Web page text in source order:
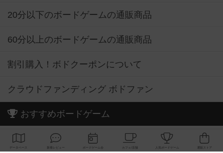
20分以下のボードゲームの通販商品
60分以上のボードゲームの通販商品
割引購入！ボドクーポンについて
クラウドファンディング ボドファン
おすすめボードゲーム
お気に入りボードゲーム TOP50